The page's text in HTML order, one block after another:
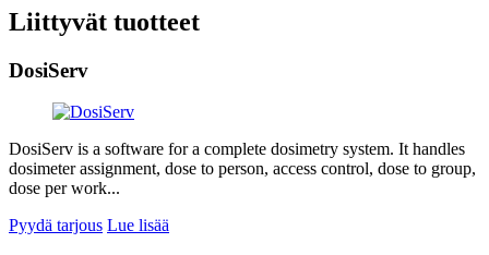
Liittyvät tuotteet
DosiServ
DosiServ is a software for a complete dosimetry system. It handles
dosimeter assignment, dose to person, access control, dose to group,
dose per work...
Pyydä tarjous Lue lisää